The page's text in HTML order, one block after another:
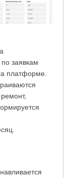
заявкам
платформе.